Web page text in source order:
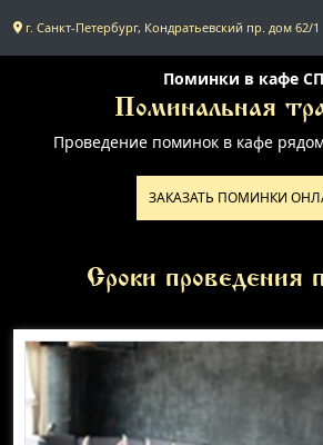
г. Санкт-Петербург, Кондратьевский пр. дом 62/1
Поминальное меню
Поминальные залы
Доставка
Контакты
Поминки в кафе
Поминальная
Проведение поминок в кафе
ЗАКАЗАТЬ ПОМИНКИ
Сроки проведения